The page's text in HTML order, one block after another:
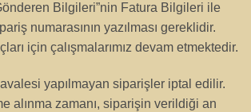
Bilgileri”nin Fatura Bilgileri ile
numarasının yazılması gereklidir.
için çalışmalarımız devam etmektedir.
yapılmayan siparişler iptal edilir.
alınma zamanı, siparişin verildiği an